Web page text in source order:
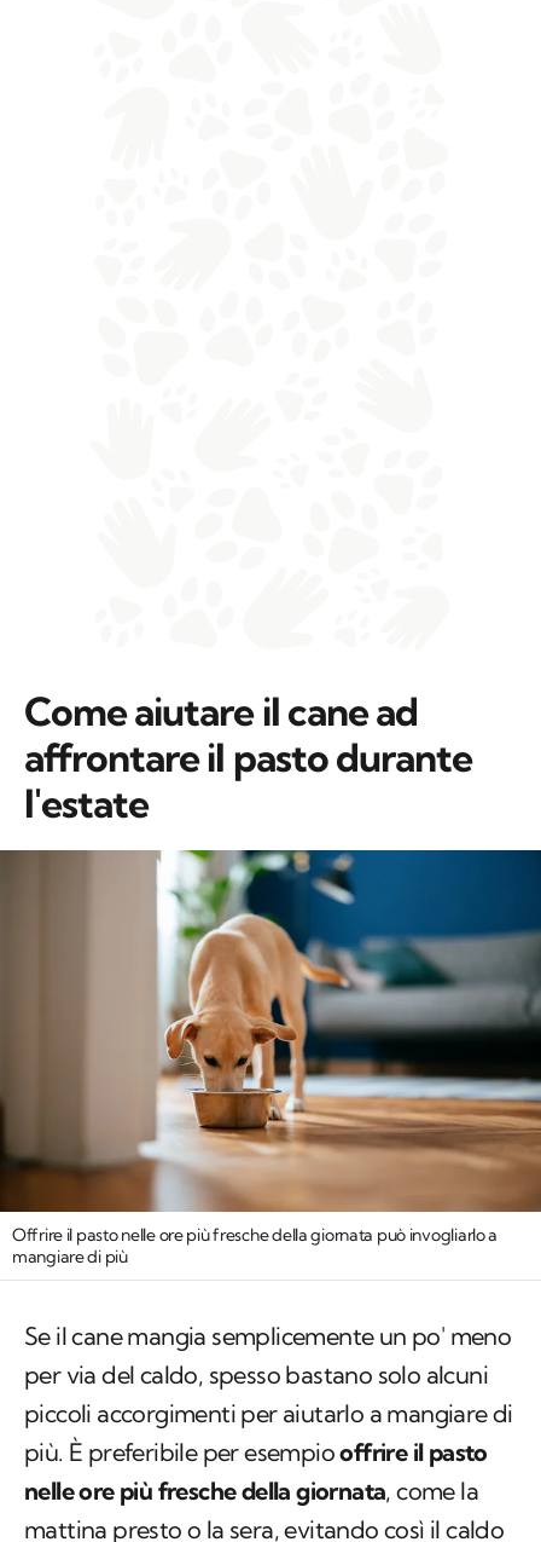
Come aiutare il cane ad
affrontare il pasto durante
l'estate
Offrire il pasto nelle ore più fresche della giornata può invogliarlo a
mangiare di più
Se il cane mangia semplicemente un po' meno
per via del caldo, spesso bastano solo alcuni
piccoli accorgimenti per aiutarlo a mangiare di
più. È preferibile per esempiooffrire il pasto
nelle ore più fresche della giornata, come la
mattina presto o la sera, evitando così il caldo